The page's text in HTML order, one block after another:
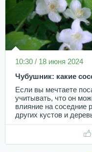
10:30 / 18 июня 2024
Чубушник: какие
Если вы мечтаете
учитывать, что он
влияние на соседние
других кустов и